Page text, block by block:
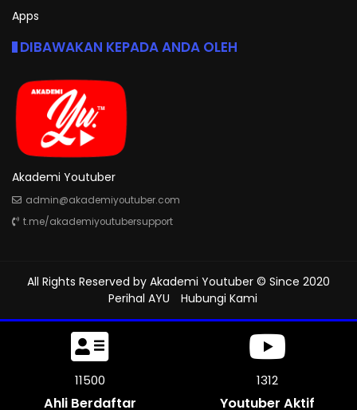
Apps
DIBAWAKAN KEPADA ANDA OLEH
Akademi Youtuber
admin@akademiyoutuber.com
t.me/akademiyoutubersupport
All Rights Reserved by Akademi Youtuber © Since 2020
Perihal AYU
Hubungi Kami
11500
Ahli Berdaftar
1312
Youtuber Aktif